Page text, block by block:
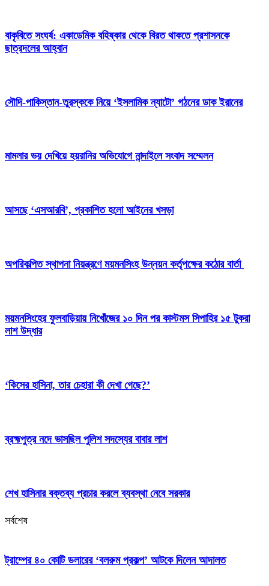
বাকৃবিতে সংঘর্ষ: একাডেমিক বহিষ্কার থেকে বিরত থাকতে প্রশাসনকে
ছাত্রদলের আহ্বান
সৌদি-পাকিস্তান-তুরস্ককে নিয়ে ‘ইসলামিক ন্যাটো’ গঠনের ডাক ইরানের
মামলার ভয় দেখিয়ে হয়রানির অভিযোগে নান্দাইলে সংবাদ সম্মেলন
আসছে ‘এসআরবি’, প্রকাশিত হলো আইনের খসড়া
অপরিকল্পিত স্থাপনা নিয়ন্ত্রণে ময়মনসিংহ উন্নয়ন কর্তৃপক্ষের কঠোর বার্তা
ময়মনসিংহের ফুলবাড়িয়ায় নিখোঁজের ১০ দিন পর কাস্টমস সিপাহির ১৫ টুকরা
লাশ উদ্ধার
‘কিসের হাসিনা, তার চেহারা কী দেখা গেছে?’
ব্রহ্মপুত্র নদে ভাসছিল পুলিশ সদস্যের বাবার লাশ
শেখ হাসিনার বক্তব্য প্রচার করলে ব্যবস্থা নেবে সরকার
সর্বশেষ
ট্রাম্পের ৪০ কোটি ডলারের ‘বলরুম প্রকল্প’ আটকে দিলেন আদালত